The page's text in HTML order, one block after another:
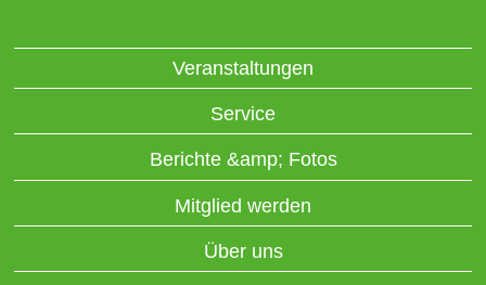
Veranstaltungen
Service
Berichte &amp; Fotos
Mitglied werden
Über uns